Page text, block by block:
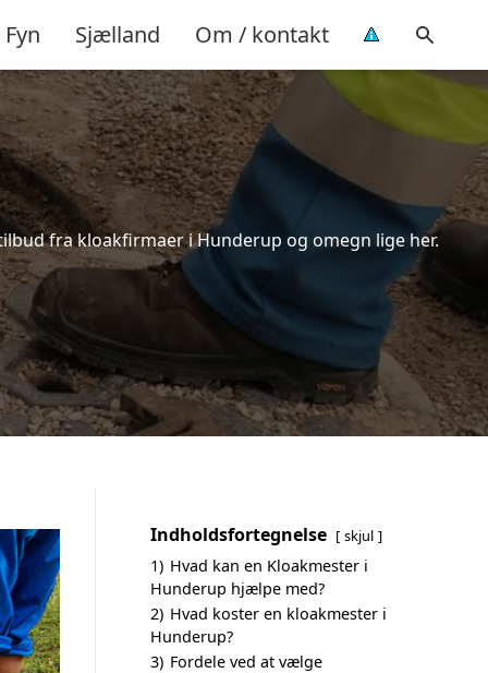
Fyn Sjælland Om / kontakt
fra kloakfirmaer i Hunderup og omegn lige her.
Indholdsfortegnelse skjul
1) Hvad kan en Kloakmester i
Hunderup hjælpe med?
2) Hvad koster en kloakmester i
Hunderup?
3) Fordele ved at vælge